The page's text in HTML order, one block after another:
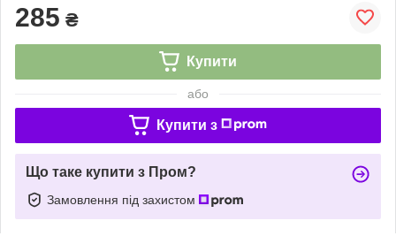
285 ₴
Купити
або
Купити з
Що таке купити з Пром?
Замовлення під захистом